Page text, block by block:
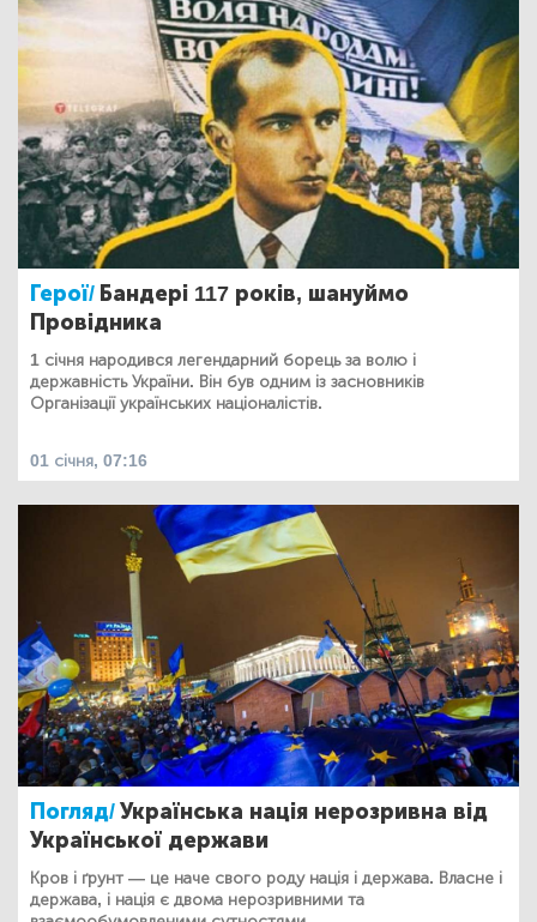
Герої/ Бандері 117 років, шануймо
Провідника
1 січня народився легендарний борець за волю і
державність України. Він був одним із засновників
Організації українських націоналістів.
01 січня, 07:16
Погляд/Українська нація нерозривна від
Української держави
Кров і ґрунт — це наче свого роду нація і держава. Власне і
держава, і нація є двома нерозривними та